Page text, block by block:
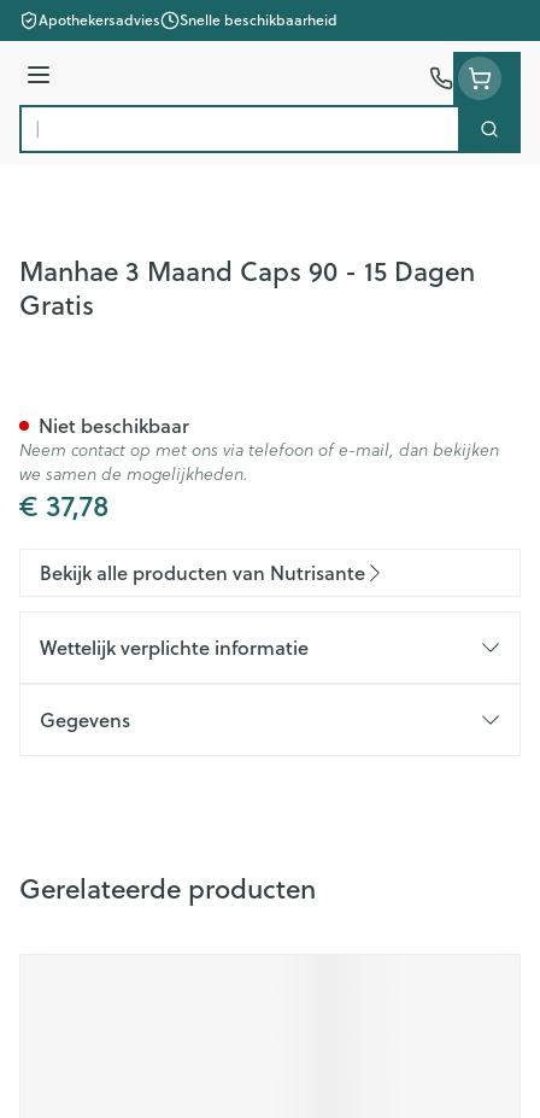
Ga naar de inhoud
Apothekersadvies Snelle beschikbaarheid
Menu
Product, merk, categorie... Zoek
Manhae 3 Maand Caps 90 - 15 Dagen
Gratis
€ 37,78
Niet beschikbaar
Neem contact op met ons via telefoon of e-mail, dan bekijken
we samen de mogelijkheden.
Bekijk alle producten van Nutrisante
Wettelijk verplichte informatie
Gegevens
Gerelateerde producten